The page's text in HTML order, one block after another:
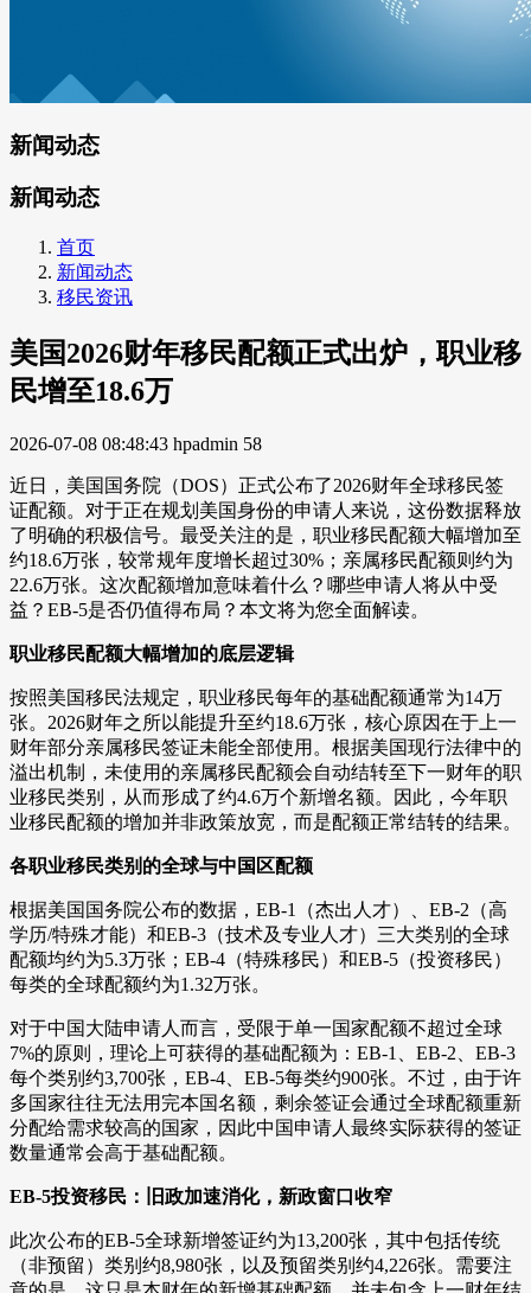
新闻动态
新闻动态
首页
新闻动态
移民资讯
美国2026财年移民配额正式出炉，职业移
民增至18.6万
2026-07-08 08:48:43 hpadmin 58
近日，美国国务院（DOS）正式公布了2026财年全球移民签
证配额。对于正在规划美国身份的申请人来说，这份数据释放
了明确的积极信号。最受关注的是，职业移民配额大幅增加至
约18.6万张，较常规年度增长超过30%；亲属移民配额则约为
22.6万张。这次配额增加意味着什么？哪些申请人将从中受
益？EB-5是否仍值得布局？本文将为您全面解读。
职业移民配额大幅增加的底层逻辑
按照美国移民法规定，职业移民每年的基础配额通常为14万
张。2026财年之所以能提升至约18.6万张，核心原因在于上一
财年部分亲属移民签证未能全部使用。根据美国现行法律中的
溢出机制，未使用的亲属移民配额会自动结转至下一财年的职
业移民类别，从而形成了约4.6万个新增名额。因此，今年职
业移民配额的增加并非政策放宽，而是配额正常结转的结果。
各职业移民类别的全球与中国区配额
根据美国国务院公布的数据，EB-1（杰出人才）、EB-2（高
学历/特殊才能）和EB-3（技术及专业人才）三大类别的全球
配额均约为5.3万张；EB-4（特殊移民）和EB-5（投资移民）
每类的全球配额约为1.32万张。
对于中国大陆申请人而言，受限于单一国家配额不超过全球
7%的原则，理论上可获得的基础配额为：EB-1、EB-2、EB-3
每个类别约3,700张，EB-4、EB-5每类约900张。不过，由于许
多国家往往无法用完本国名额，剩余签证会通过全球配额重新
分配给需求较高的国家，因此中国申请人最终实际获得的签证
数量通常会高于基础配额。
EB-5投资移民：旧政加速消化，新政窗口收窄
此次公布的EB-5全球新增签证约为13,200张，其中包括传统
（非预留）类别约8,980张，以及预留类别约4,226张。需要注